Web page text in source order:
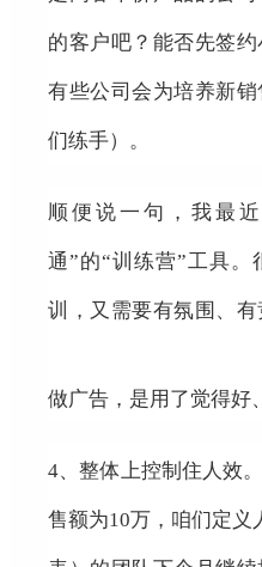
的客户吧？能否先签
有些公司会为培养新
们练手）。
顺便说一句，我最
通”的“训练营”工具
训，又需要有氛围、
做广告，是用了觉得好
4、整体上控制住人效
售额为10万，咱们定义